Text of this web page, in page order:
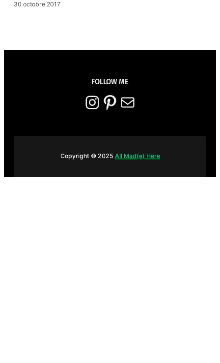
30 octobre 2017
FOLLOW ME
Instagram Pinterest E-mail
Copyright © 2025 All Mad(e) Here